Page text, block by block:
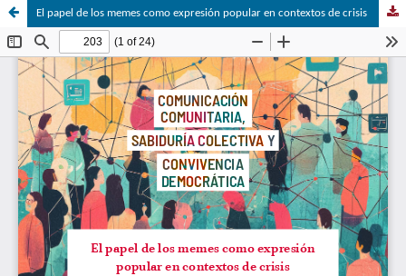
El papel de los memes como expresión popular en contextos de crisis